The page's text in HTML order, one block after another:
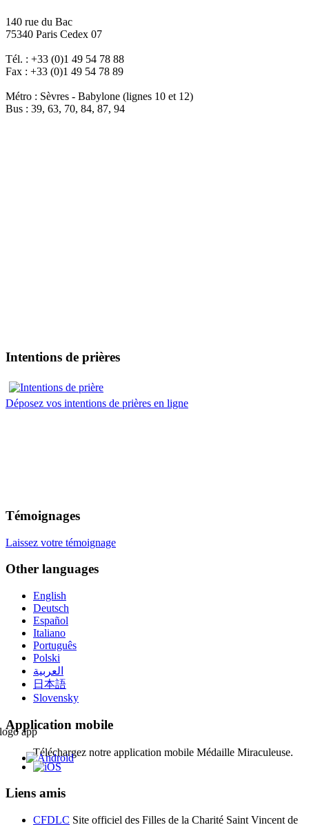
140 rue du Bac
75340 Paris Cedex 07
Tél. : +33 (0)1 49 54 78 88
Fax : +33 (0)1 49 54 78 89
Métro : Sèvres - Babylone (lignes 10 et 12)
Bus : 39, 63, 70, 84, 87, 94
Intentions de prières
Déposez vos intentions de prières en ligne
Témoignages
Laissez votre témoignage
Other languages
English
Deutsch
Español
Italiano
Português
Polski
العربية
日本語
Slovensky
Application mobile
Téléchargez notre application mobile Médaille Miraculeuse.
Liens amis
CFDLC Site officiel des Filles de la Charité Saint Vincent de